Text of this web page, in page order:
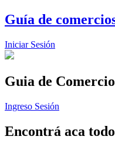
Guía de
Iniciar Sesión
Guia de
Ingreso Sesión
Encontrá aca